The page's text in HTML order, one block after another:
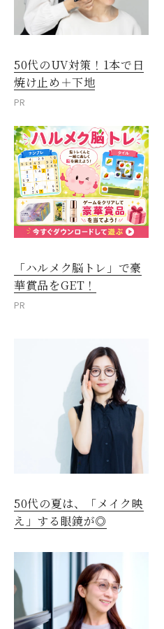
50代のUV対策！1本で日
焼け止め＋下地
PR
「ハルメク脳トレ」で豪
華賞品をGET！
PR
50代の夏は、「メイク映
え」する眼鏡が◎